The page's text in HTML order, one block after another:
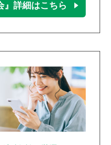
』詳細はこちら